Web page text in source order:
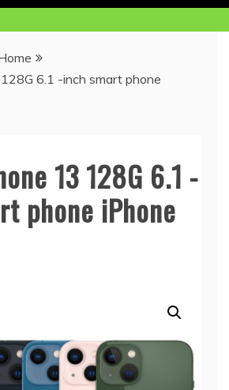
6.1 -inch smart phone
13 128G 6.1 -
phone iPhone